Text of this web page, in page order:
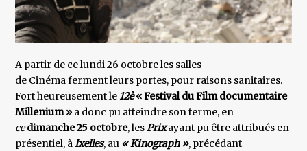
A partir de ce lundi 26 octobre les salles
de Cinéma ferment leurs portes, pour raisons sanitaires.
Fort heureusement le 12è« Festival du Film documentaire
Millenium » a donc pu atteindre son terme, en
cedimanche 25 octobre, lesPrixayant pu être attribués en
présentiel, àIxelles, au « Kinograph », précédant